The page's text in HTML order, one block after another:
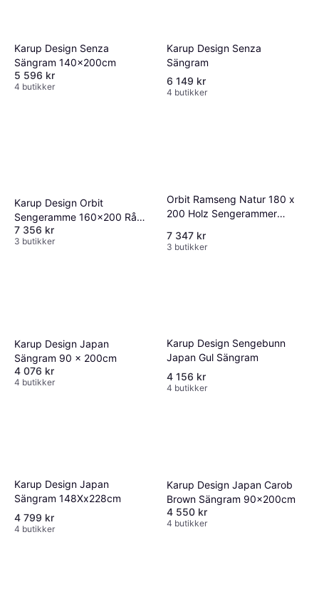
Karup Design Senza
Sängram 140x200cm
5 596 kr
4 butikker
Karup Design Senza
Sängram
6 149 kr
4 butikker
Karup Design Orbit
Sengeramme 160x200 Rå
Rammemadrass
7 356 kr
3 butikker
Orbit Ramseng Natur 180 x
200 Holz Sengerammer
7 347 kr
3 butikker
Karup Design Japan
Sängram 90 x 200cm
4 076 kr
4 butikker
Karup Design Sengebunn
Japan Gul Sängram
4 156 kr
4 butikker
Karup Design Japan
Sängram 148Xx228cm
4 799 kr
4 butikker
Karup Design Japan Carob
Brown Sängram 90x200cm
4 550 kr
4 butikker